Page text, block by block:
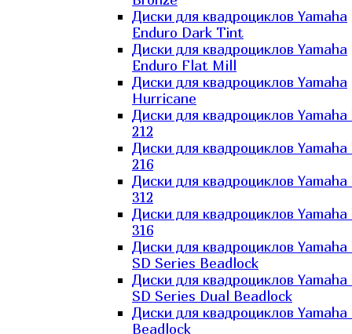
Диски для квадроциклов Yamaha
Enduro Dark Tint
Диски для квадроциклов Yamaha
Enduro Flat Mill
Диски для квадроциклов Yamaha
Hurricane
Диски для квадроциклов
212
Диски для квадроциклов
216
Диски для квадроциклов
312
Диски для квадроциклов
316
Диски для квадроциклов
SD Series Beadlock
Диски для квадроциклов
SD Series Dual Beadlock
Диски для квадроциклов Yamaha
Beadlock